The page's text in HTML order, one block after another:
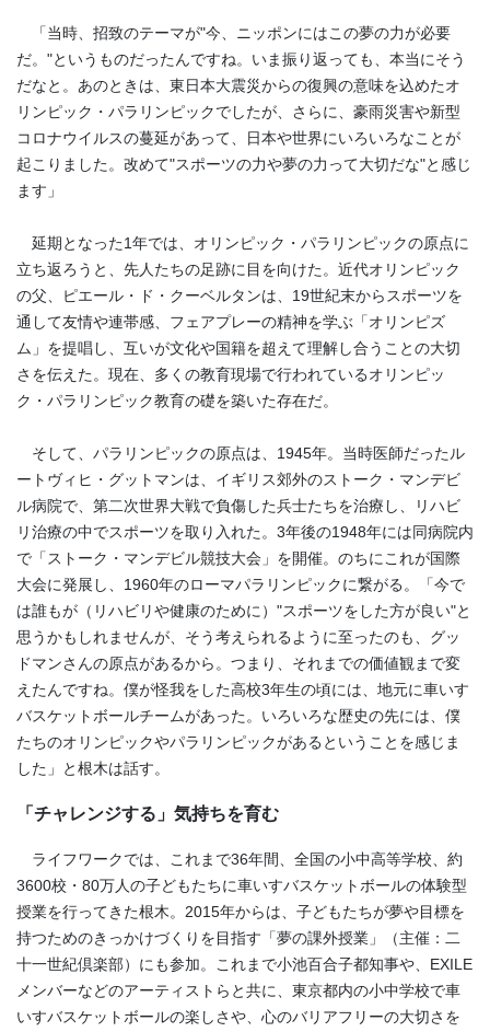
「当時、招致のテーマが"今、ニッポンにはこの夢の力が必要
だ。"というものだったんですね。いま振り返っても、本当にそう
だなと。あのときは、東日本大震災からの復興の意味を込めたオ
リンピック・パラリンピックでしたが、さらに、豪雨災害や新型
コロナウイルスの蔓延があって、日本や世界にいろいろなことが
起こりました。改めて"スポーツの力や夢の力って大切だな"と感じ
ます」
延期となった1年では、オリンピック・パラリンピックの原点に
立ち返ろうと、先人たちの足跡に目を向けた。近代オリンピック
の父、ピエール・ド・クーベルタンは、19世紀末からスポーツを
通して友情や連帯感、フェアプレーの精神を学ぶ「オリンピズ
ム」を提唱し、互いが文化や国籍を超えて理解し合うことの大切
さを伝えた。現在、多くの教育現場で行われているオリンピッ
ク・パラリンピック教育の礎を築いた存在だ。
そして、パラリンピックの原点は、1945年。当時医師だったル
ートヴィヒ・グットマンは、イギリス郊外のストーク・マンデビ
ル病院で、第二次世界大戦で負傷した兵士たちを治療し、リハビ
リ治療の中でスポーツを取り入れた。3年後の1948年には同病院内
で「ストーク・マンデビル競技大会」を開催。のちにこれが国際
大会に発展し、1960年のローマパラリンピックに繋がる。「今で
は誰もが（リハビリや健康のために）"スポーツをした方が良い"と
思うかもしれませんが、そう考えられるように至ったのも、グッ
ドマンさんの原点があるから。つまり、それまでの価値観まで変
えたんですね。僕が怪我をした高校3年生の頃には、地元に車いす
バスケットボールチームがあった。いろいろな歴史の先には、僕
たちのオリンピックやパラリンピックがあるということを感じま
した」と根木は話す。
「チャレンジする」気持ちを育む
ライフワークでは、これまで36年間、全国の小中高等学校、約
3600校・80万人の子どもたちに車いすバスケットボールの体験型
授業を行ってきた根木。2015年からは、子どもたちが夢や目標を
持つためのきっかけづくりを目指す「夢の課外授業」（主催：二
十一世紀倶楽部）にも参加。これまで小池百合子都知事や、EXILE
メンバーなどのアーティストらと共に、東京都内の小中学校で車
いすバスケットボールの楽しさや、心のバリアフリーの大切さを